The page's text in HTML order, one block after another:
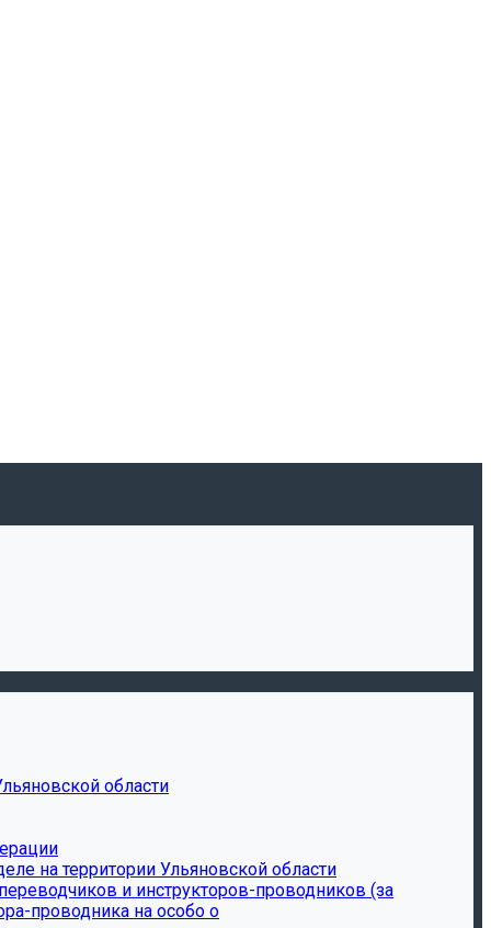
области
на территории Ульяновской области
и инструкторов-проводников (за
проводника на особо о